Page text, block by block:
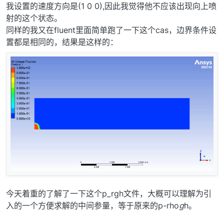
我设置的速度方向是(1 0 0),因此我觉得他不应该出现向上喷
射的这个状态。
同样的我又在fluent里面简单跑了一下这个cas，边界条件设
置都是相同的，结果是这样的：
今天着重的了解了一下这个p_rgh文件，大概可以理解为引
入的一个方便求解的中间参量，等于原来的p-rhogh。